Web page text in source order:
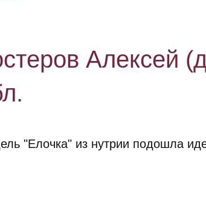
Алексей
"Елочка" из нутрии подошла